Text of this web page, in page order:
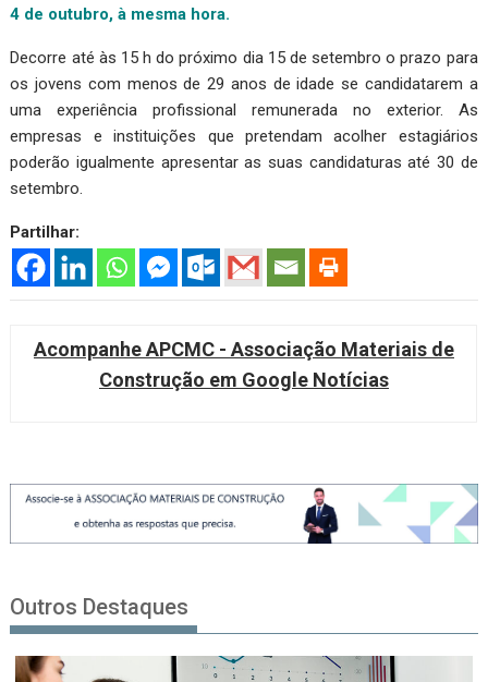
4 de outubro, à mesma hora.
Decorre até às 15 h do próximo dia 15 de setembro o prazo para
os jovens com menos de 29 anos de idade se candidatarem a
uma experiência profissional remunerada no exterior. As
empresas e instituições que pretendam acolher estagiários
poderão igualmente apresentar as suas candidaturas até 30 de
setembro.
Partilhar:
Acompanhe APCMC - Associação Materiais de
Construção em Google Notícias
Outros Destaques